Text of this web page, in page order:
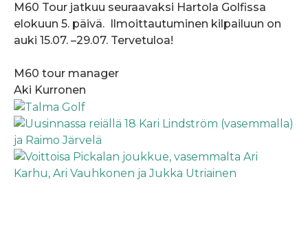
M60 Tour jatkuu seuraavaksi Hartola Golfissa
elokuun 5. päivä. Ilmoittautuminen kilpailuun on
auki 15.07. –29.07. Tervetuloa!
M60 tour manager
Aki Kurronen